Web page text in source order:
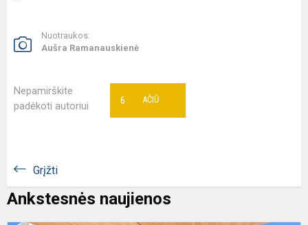
Nuotraukos:
Aušra Ramanauskienė
Nepamirškite
padėkoti autoriui
AČIŪ
6
Grįžti
Ankstesnės naujienos